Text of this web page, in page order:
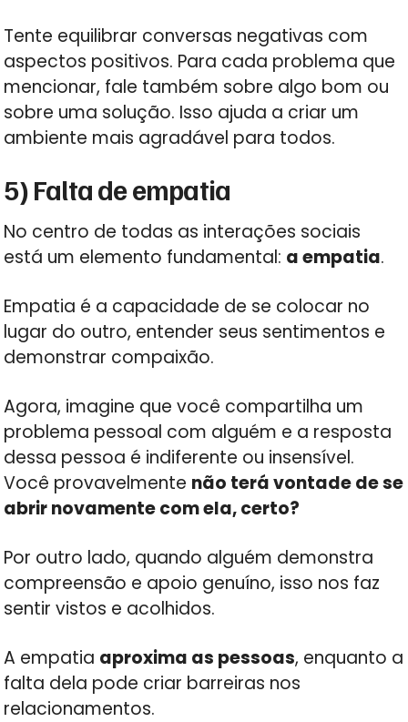
Tente equilibrar conversas negativas com
aspectos positivos. Para cada problema que
mencionar, fale também sobre algo bom ou
sobre uma solução. Isso ajuda a criar um
ambiente mais agradável para todos.
5) Falta de empatia
No centro de todas as interações sociais
está um elemento fundamental: a empatia.
Empatia é a capacidade de se colocar no
lugar do outro, entender seus sentimentos e
demonstrar compaixão.
Agora, imagine que você compartilha um
problema pessoal com alguém e a resposta
dessa pessoa é indiferente ou insensível.
Você provavelmente não terá vontade de se
abrir novamente com ela, certo?
Por outro lado, quando alguém demonstra
compreensão e apoio genuíno, isso nos faz
sentir vistos e acolhidos.
A empatia aproxima as pessoas, enquanto a
falta dela pode criar barreiras nos
relacionamentos.